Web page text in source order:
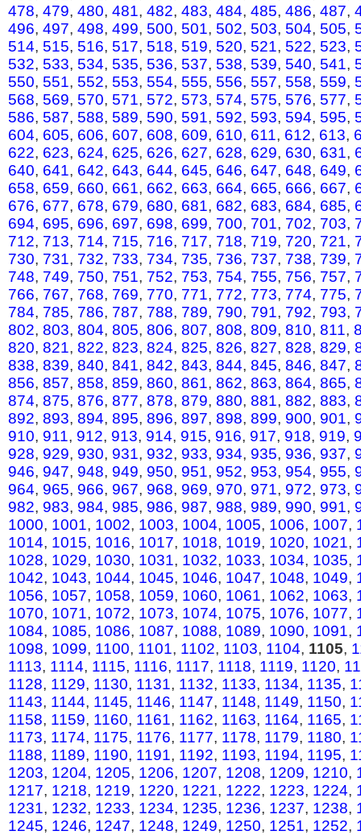
478, 479, 480, 481, 482, 483, 484, 485, 486, 487,
496, 497, 498, 499, 500, 501, 502, 503, 504, 505,
514, 515, 516, 517, 518, 519, 520, 521, 522, 523,
532, 533, 534, 535, 536, 537, 538, 539, 540, 541,
550, 551, 552, 553, 554, 555, 556, 557, 558, 559,
568, 569, 570, 571, 572, 573, 574, 575, 576, 577,
586, 587, 588, 589, 590, 591, 592, 593, 594, 595,
604, 605, 606, 607, 608, 609, 610, 611, 612, 613,
622, 623, 624, 625, 626, 627, 628, 629, 630, 631,
640, 641, 642, 643, 644, 645, 646, 647, 648, 649,
658, 659, 660, 661, 662, 663, 664, 665, 666, 667,
676, 677, 678, 679, 680, 681, 682, 683, 684, 685,
694, 695, 696, 697, 698, 699, 700, 701, 702, 703,
712, 713, 714, 715, 716, 717, 718, 719, 720, 721,
730, 731, 732, 733, 734, 735, 736, 737, 738, 739,
748, 749, 750, 751, 752, 753, 754, 755, 756, 757,
766, 767, 768, 769, 770, 771, 772, 773, 774, 775,
784, 785, 786, 787, 788, 789, 790, 791, 792, 793,
802, 803, 804, 805, 806, 807, 808, 809, 810, 811,
820, 821, 822, 823, 824, 825, 826, 827, 828, 829,
838, 839, 840, 841, 842, 843, 844, 845, 846, 847,
856, 857, 858, 859, 860, 861, 862, 863, 864, 865,
874, 875, 876, 877, 878, 879, 880, 881, 882, 883,
892, 893, 894, 895, 896, 897, 898, 899, 900, 901,
910, 911, 912, 913, 914, 915, 916, 917, 918, 919,
928, 929, 930, 931, 932, 933, 934, 935, 936, 937,
946, 947, 948, 949, 950, 951, 952, 953, 954, 955,
964, 965, 966, 967, 968, 969, 970, 971, 972, 973,
982, 983, 984, 985, 986, 987, 988, 989, 990, 991,
1000, 1001, 1002, 1003, 1004, 1005, 1006, 1007,
1014, 1015, 1016, 1017, 1018, 1019, 1020, 1021,
1028, 1029, 1030, 1031, 1032, 1033, 1034, 1035,
1042, 1043, 1044, 1045, 1046, 1047, 1048, 1049,
1056, 1057, 1058, 1059, 1060, 1061, 1062, 1063,
1070, 1071, 1072, 1073, 1074, 1075, 1076, 1077,
1084, 1085, 1086, 1087, 1088, 1089, 1090, 1091,
1098, 1099, 1100, 1101, 1102, 1103, 1104, 1105,
1113, 1114, 1115, 1116, 1117, 1118, 1119, 1120,
1128, 1129, 1130, 1131, 1132, 1133, 1134, 1135,
1143, 1144, 1145, 1146, 1147, 1148, 1149, 1150,
1158, 1159, 1160, 1161, 1162, 1163, 1164, 1165,
1173, 1174, 1175, 1176, 1177, 1178, 1179, 1180,
1188, 1189, 1190, 1191, 1192, 1193, 1194, 1195,
1203, 1204, 1205, 1206, 1207, 1208, 1209, 1210,
1217, 1218, 1219, 1220, 1221, 1222, 1223, 1224,
1231, 1232, 1233, 1234, 1235, 1236, 1237, 1238,
1245, 1246, 1247, 1248, 1249, 1250, 1251, 1252,